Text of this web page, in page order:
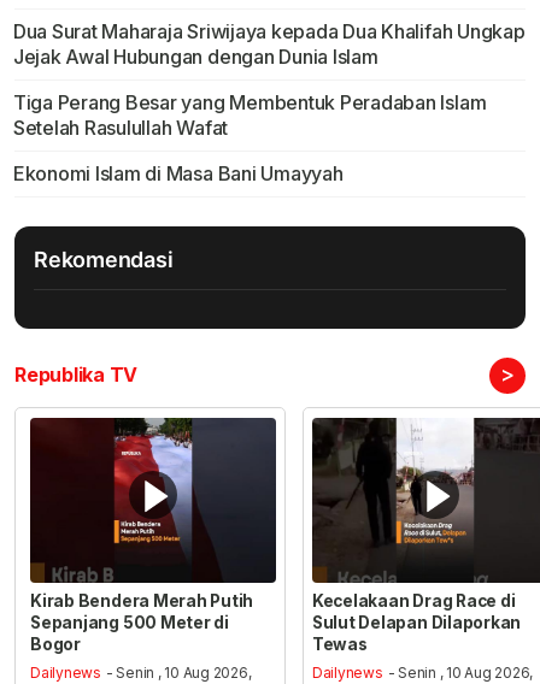
Dua Surat Maharaja Sriwijaya kepada Dua Khalifah Ungkap
Jejak Awal Hubungan dengan Dunia Islam
Tiga Perang Besar yang Membentuk Peradaban Islam
Setelah Rasulullah Wafat
Ekonomi Islam di Masa Bani Umayyah
Rekomendasi
Republika TV >
Kirab Bendera Merah Putih
Sepanjang 500 Meter di
Bogor
Dailynews - Senin , 10 Aug 2026,
Kecelakaan Drag Race di
Sulut Delapan Dilaporkan
Tewas
Dailynews - Senin , 10 Aug 2026,